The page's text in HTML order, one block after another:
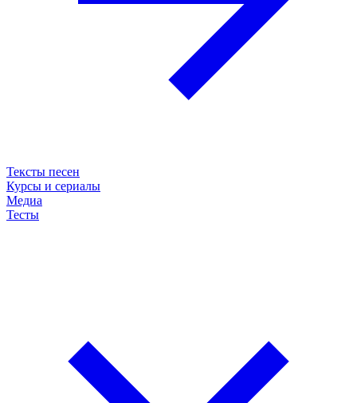
Тексты песен
Курсы и сериалы
Медиа
Тесты